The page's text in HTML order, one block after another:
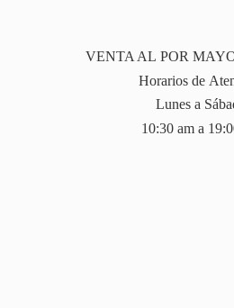
VENTA AL POR
Horarios de
Lunes a
10:30 am a 19: